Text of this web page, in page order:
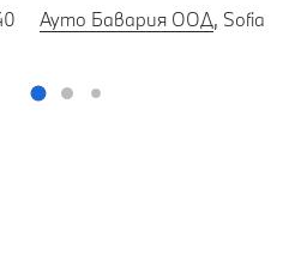
Ауто Бавария ООД, Sofia